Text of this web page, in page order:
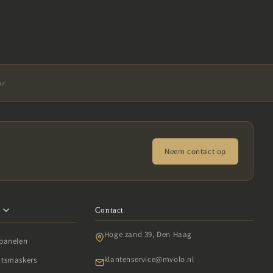
Neem contact op
Contact
Hoge zand 39, Den Haag
klantenservice@mvolo.nl